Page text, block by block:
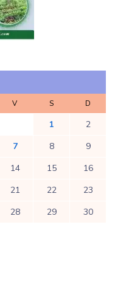
V S D
1
2
7 8
9
14 15
16
21 22
23
28 29
30